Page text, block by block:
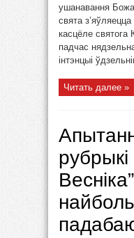
ушанавання
свята
касцёле
падчас
інтэнцыі
Читать далее »
рубрыкі